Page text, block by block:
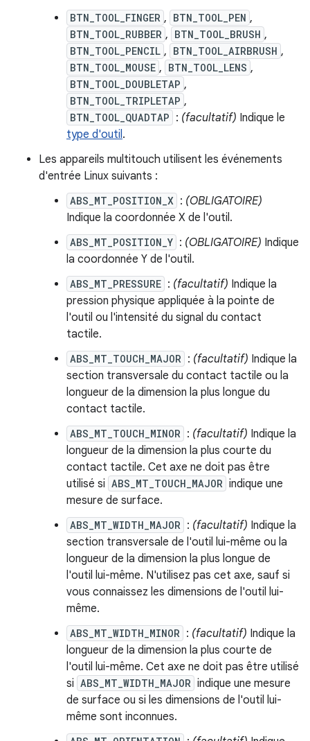
BTN_TOOL_FINGER , BTN_TOOL_PEN ,
BTN_TOOL_RUBBER , BTN_TOOL_BRUSH ,
BTN_TOOL_PENCIL , BTN_TOOL_AIRBRUSH ,
BTN_TOOL_MOUSE , BTN_TOOL_LENS ,
BTN_TOOL_DOUBLETAP ,
BTN_TOOL_TRIPLETAP ,
BTN_TOOL_QUADTAP : (facultatif) Indique le
type d'outil.
Les appareils multitouch utilisent les événements
d'entrée Linux suivants :
ABS_MT_POSITION_X : (OBLIGATOIRE)
Indique la coordonnée X de l'outil.
ABS_MT_POSITION_Y : (OBLIGATOIRE) Indique
la coordonnée Y de l'outil.
ABS_MT_PRESSURE : (facultatif) Indique la
pression physique appliquée à la pointe de
l'outil ou l'intensité du signal du contact
tactile.
ABS_MT_TOUCH_MAJOR : (facultatif) Indique la
section transversale du contact tactile ou la
longueur de la dimension la plus longue du
contact tactile.
ABS_MT_TOUCH_MINOR : (facultatif) Indique la
longueur de la dimension la plus courte du
contact tactile. Cet axe ne doit pas être
utilisé si ABS_MT_TOUCH_MAJOR indique une
mesure de surface.
ABS_MT_WIDTH_MAJOR : (facultatif) Indique la
section transversale de l'outil lui-même ou la
longueur de la dimension la plus longue de
l'outil lui-même. N'utilisez pas cet axe, sauf si
vous connaissez les dimensions de l'outil lui-
même.
ABS_MT_WIDTH_MINOR : (facultatif) Indique la
longueur de la dimension la plus courte de
l'outil lui-même. Cet axe ne doit pas être utilisé
si ABS_MT_WIDTH_MAJOR indique une mesure
de surface ou si les dimensions de l'outil lui-
même sont inconnues.